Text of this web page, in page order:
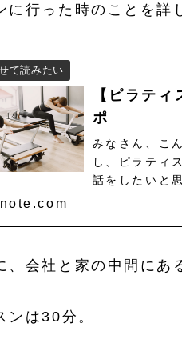
に行った時のことを詳
【ピラテ
ポ
みなさん、こ
し、ピラティ
話をしたいと
、会社と家の中間にあ
ンは30分。